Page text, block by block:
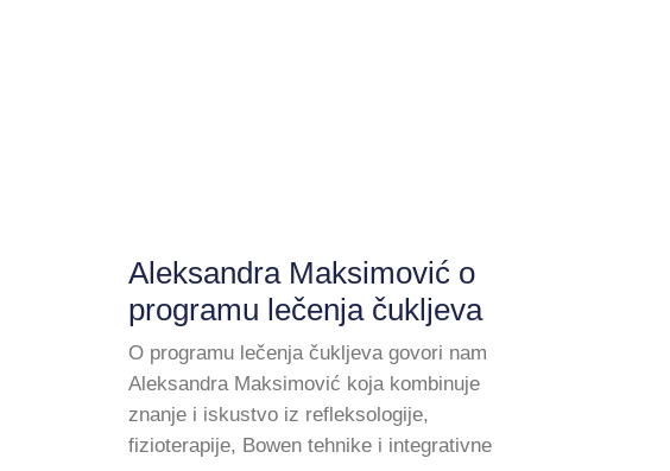
Aleksandra Maksimović o
programu lečenja čukljeva
O programu lečenja čukljeva govori nam
Aleksandra Maksimović koja kombinuje
znanje i iskustvo iz refleksologije,
fizioterapije, Bowen tehnike i integrativne